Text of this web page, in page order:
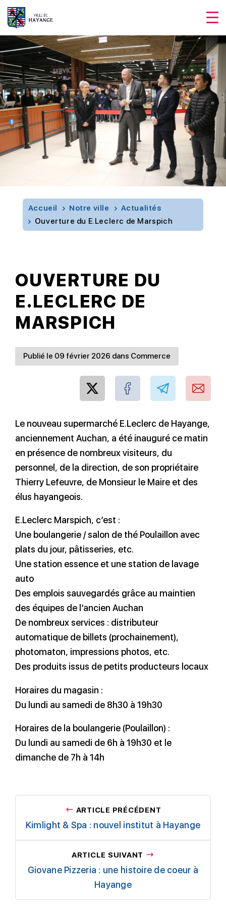
Accueil Notre ville
Actualités
Ouverture du E.Leclerc de Marspich
OUVERTURE DU
E.LECLERC DE
MARSPICH
Publié le 09 février 2026 dans Commerce
Le nouveau supermarché E.Leclerc de Hayange,
anciennement Auchan, a été inauguré ce matin
en présence de nombreux visiteurs, du
personnel, de la direction, de son propriétaire
Thierry Lefeuvre, de Monsieur le Maire et des
élus hayangeois.
E.Leclerc Marspich, c’est :
Une boulangerie / salon de thé Poulaillon avec
plats du jour, pâtisseries, etc.
Une station essence et une station de lavage
auto
Des emplois sauvegardés grâce au maintien
des équipes de l’ancien Auchan
De nombreux services : distributeur
automatique de billets (prochainement),
photomaton, impressions photos, etc.
Des produits issus de petits producteurs locaux
Horaires du magasin :
Du lundi au samedi de 8h30 à 19h30
Horaires de la boulangerie (Poulaillon) :
Du lundi au samedi de 6h à 19h30 et le
dimanche de 7h à 14h
ARTICLE PRÉCÉDENT
Kimlight & Spa : nouvel institut à Hayange
ARTICLE SUIVANT
Giovane Pizzeria : une histoire de coeur à
Hayange